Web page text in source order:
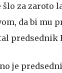
za zaroto
da bi mu
predsednik